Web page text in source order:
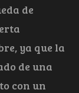
de
ya que la
de una
con un